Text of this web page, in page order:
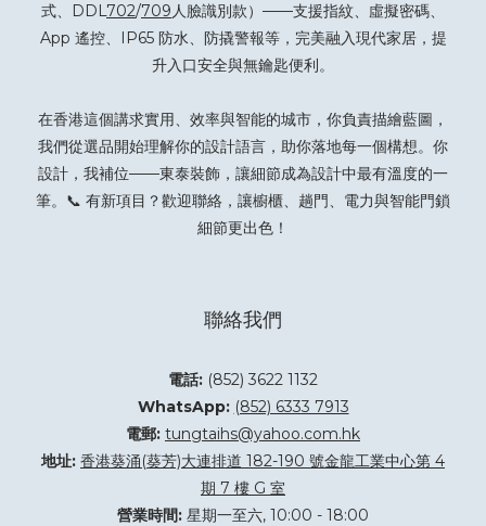
式、DDL702/709人臉識別款）——支援指紋、虛擬密碼、
App 遙控、IP65 防水、防撬警報等，完美融入現代家居，提
升入口安全與無鑰匙便利。
在香港這個講求實用、效率與智能的城市，你負責描繪藍圖，
我們從選品開始理解你的設計語言，助你落地每一個構想。你
設計，我補位——東泰裝飾，讓細節成為設計中最有溫度的一
筆。📞 有新項目？歡迎聯絡 ，讓櫥櫃、趟門、電力與智能門鎖
細節更出色！
聯絡我們
電話: (852) 3622 1132
WhatsApp: (852) 6333 7913
電郵: tungtaihs@yahoo.com.hk
地址: 香港葵涌(葵芳)大連排道 182-190 號金龍工業中心第 4
期 7 樓 G 室
營業時間: 星期一至六, 10:00 - 18:00